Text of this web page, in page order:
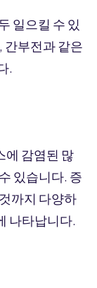
일으킬 수 있
간부전과 같은
.
에 감염된 많
있습니다. 증
까지 다양하
나타납니다.